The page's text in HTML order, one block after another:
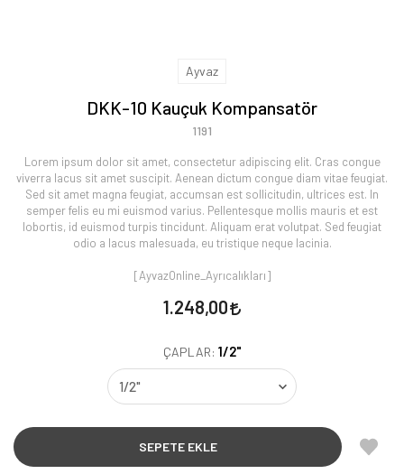
Ayvaz
DKK-10 Kauçuk Kompansatör
1191
Lorem ipsum dolor sit amet, consectetur adipiscing elit. Cras congue
viverra lacus sit amet suscipit. Aenean dictum congue diam vitae feugiat.
Sed sit amet magna feugiat, accumsan est sollicitudin, ultrices est. In
semper felis eu mi euismod varius. Pellentesque mollis mauris et est
lobortis, id euismod turpis tincidunt. Aliquam erat volutpat. Sed feugiat
odio a lacus malesuada, eu tristique neque lacinia.
[AyvazOnline_Ayrıcalıkları]
1.248,00
ÇAPLAR: 1/2"
SEPETE EKLE